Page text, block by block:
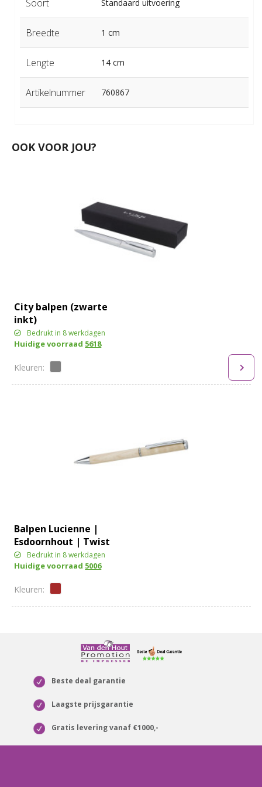
Soort Standaard uitvoering
Breedte 1 cm
Lengte 14 cm
Artikelnummer 760867
OOK VOOR JOU?
City balpen (zwarte
inkt)
Bedrukt in 8 werkdagen
Huidige voorraad 5618
Balpen Lucienne |
Esdoornhout | Twist
Bedrukt in 8 werkdagen
Huidige voorraad 5006
Beste deal garantie
Laagste prijsgarantie
Gratis levering vanaf €1000,-